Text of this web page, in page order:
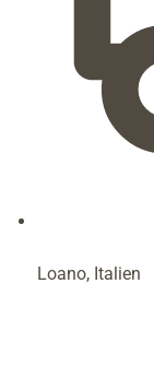
Loano, Italien